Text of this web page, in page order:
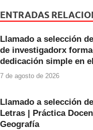
e
o
o
k
er s
p
p
ENTRADAS
Llamado a selección
de investigadorx
dedicación simple en
7 de agosto de 2026
Llamado a selección
Letras | Práctica
Geografía